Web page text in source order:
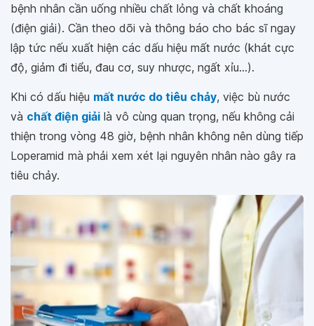
bệnh nhân cần uống nhiều chất lỏng và chất khoáng
(điện giải). Cần theo dõi và thông báo cho bác sĩ ngay
lập tức nếu xuất hiện các dấu hiệu mất nước (khát cực
độ, giảm đi tiểu, đau cơ, suy nhược, ngất xỉu...).
Khi có dấu hiệu mất nước do tiêu chảy, việc bù nước
và chất điện giải là vô cùng quan trọng, nếu không cải
thiện trong vòng 48 giờ, bệnh nhân không nên dùng tiếp
Loperamid mà phải xem xét lại nguyên nhân nào gây ra
tiêu chảy.